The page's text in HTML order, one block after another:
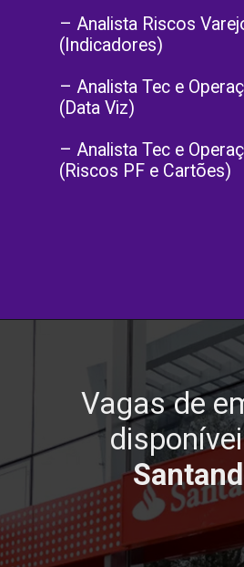
– Analista Riscos
(Indicadores)
– Analista Tec e
(Data Viz)
– Analista Tec e
(Riscos PF e Cartões)
Vagas de